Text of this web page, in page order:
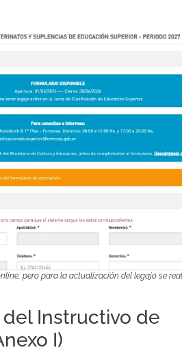
pero para la actualización del legajo se
Instructivo de
I)